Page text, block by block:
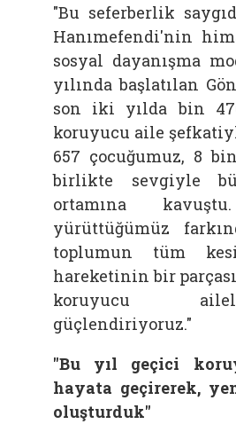
"Bu seferberlik
Hanımefendi'nin
sosyal dayanışma
yılında başlatılan
son iki yılda bin
koruyucu aile
657 çocuğumuz, 8
birlikte sevgiyle
ortamına
yürüttüğümüz
toplumun tüm
hareketinin bir
koruyucu
güçlendiriyoruz."
"Bu yıl geçici
hayata geçirerek,
oluşturduk"